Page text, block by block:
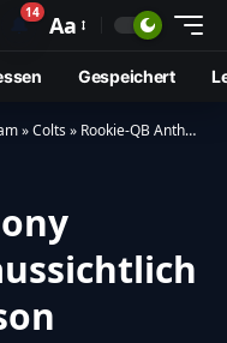
🔔14 Aa
Gespeichert
»Colts» Rookie-QB Anthony Richardson voraussichtlich für Rest der Saison verletzt